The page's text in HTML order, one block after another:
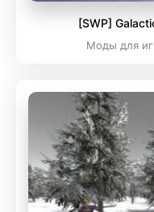
[SWP]
Моды для